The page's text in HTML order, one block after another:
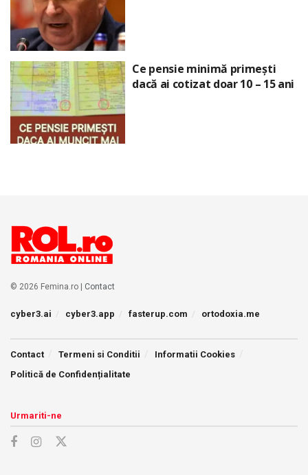
Ce pensie minimă primești
dacă ai cotizat doar 10 – 15 ani
© 2026 Femina.ro | Contact
cyber3.ai cyber3.app fasterup.com ortodoxia.me
Contact Termeni si Conditii
Informatii Cookies
Politică de Confidențialitate
Urmariti-ne